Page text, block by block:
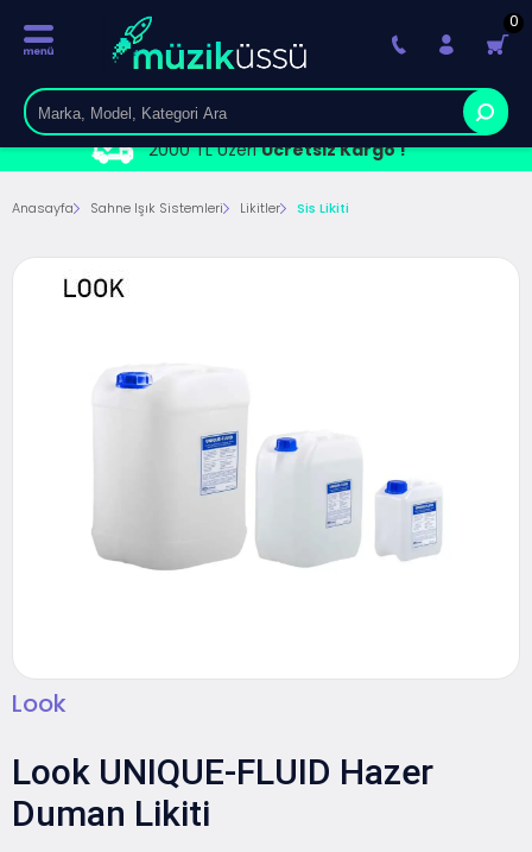
2000 TL ÜzeriÜcretsiz Kargo !
0
Anasayfa Sahne Işık Sistemleri Likitler Sis Likiti
Look
Look UNIQUE-FLUID Hazer
Duman Likiti